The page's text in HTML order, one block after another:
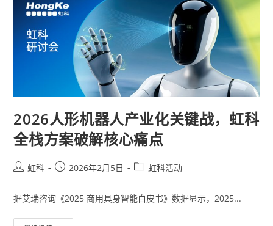
2026人形机器人产业化关键战，虹科
全栈方案破解核心痛点
虹科 2026年2月5日 虹科活动
据艾瑞咨询《2025 商用具身智能白皮书》数据显示，2025...